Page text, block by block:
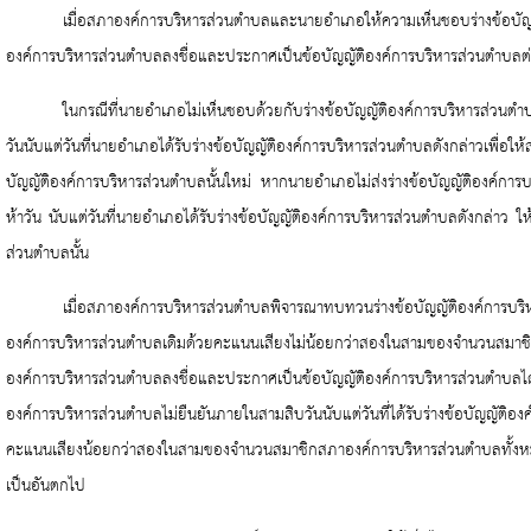
เมื่อสภาองค์การบริหารส่วนตำบลและนายอำเภอให้ความเห็นชอบร่างข้
องค์การบริหารส่วนตำบลลงชื่อและประกาศเป็นข้อบัญญัติองค์การบริหารส่วนตำบล
ในกรณีที่นายอำเภอไม่เห็นชอบด้วยกับร่างข้อบัญญัติองค์การบริหารส่วน
วันนับแต่วันที่นายอำเภอได้รับร่างข้อบัญญัติองค์การบริหารส่วนตำบลดังกล่าวเพื่อใ
บัญญัติองค์การบริหารส่วนตำบลนั้นใหม่ หากนายอำเภอไม่ส่งร่างข้อบัญญัติองค์กา
ห้าวัน นับแต่วันที่นายอำเภอได้รับร่างข้อบัญญัติองค์การบริหารส่วนตำบลดังกล่าว
ส่วนตำบลนั้น
เมื่อสภาองค์การบริหารส่วนตำบลพิจารณาทบทวนร่างข้อบัญญัติองค์การ
องค์การบริหารส่วนตำบลเดิมด้วยคะแนนเสียงไม่น้อยกว่าสองในสามของจำนวนส
องค์การบริหารส่วนตำบลลงชื่อและประกาศเป็นข้อบัญญัติองค์การบริหารส่วนตำ
องค์การบริหารส่วนตำบลไม่ยืนยันภายในสามสิบวันนับแต่วันที่ได้รับร่างข้อบัญญัติอ
คะแนนเสียงน้อยกว่าสองในสามของจำนวนสมาชิกสภาองค์การบริหารส่วนตำบล
เป็นอันตกไป